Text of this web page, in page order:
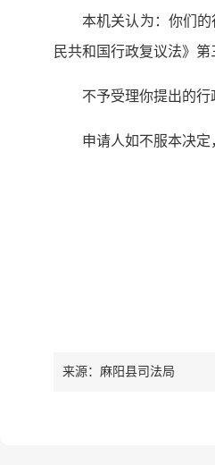
本机关认为：你们
民共和国行政复议法》
不予受理你提出的行
申请人如不服本决
来源：麻阳县司法局